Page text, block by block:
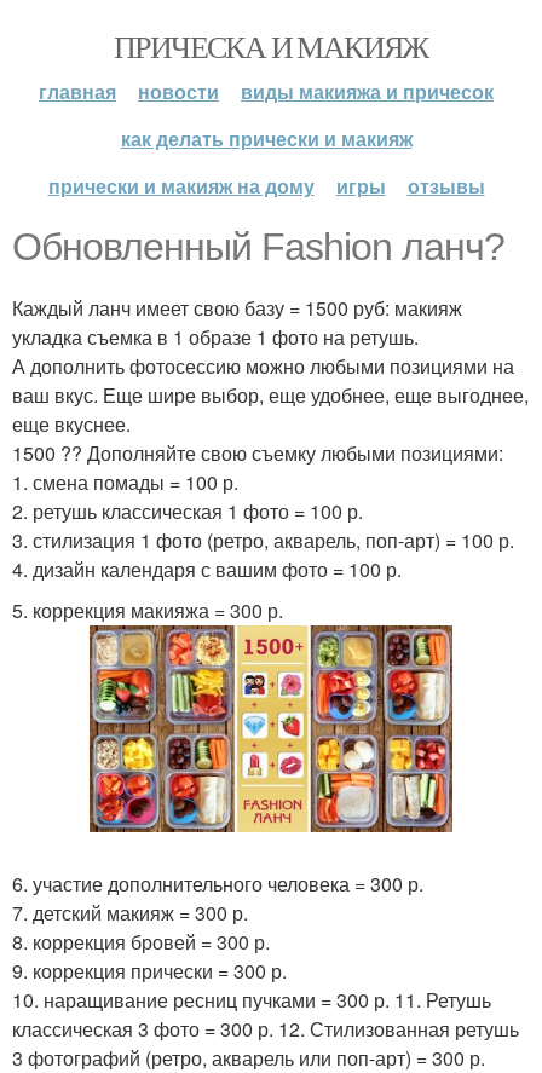
ПРИЧЕСКА И МАКИЯЖ
главная новости
виды макияжа и причесок
как делать прически и макияж
прически и макияж на дому
игры отзывы
Обновленный Fashion ланч?
Каждый ланч имеет свою базу = 1500 руб: макияж
укладка съемка в 1 образе 1 фото на ретушь.
А дополнить фотосессию можно любыми позициями на
ваш вкус. Еще шире выбор, еще удобнее, еще выгоднее,
еще вкуснее.
1500 ?? Дополняйте свою съемку любыми позициями:
1. смена помады = 100 р.
2. ретушь классическая 1 фото = 100 р.
3. стилизация 1 фото (ретро, акварель, поп-арт) = 100 р.
4. дизайн календаря с вашим фото = 100 р.
5. коррекция макияжа = 300 р.
6. участие дополнительного человека = 300 р.
7. детский макияж = 300 р.
8. коррекция бровей = 300 р.
9. коррекция прически = 300 р.
10. наращивание ресниц пучками = 300 р. 11. Ретушь
классическая 3 фото = 300 р. 12. Стилизованная ретушь
3 фотографий (ретро, акварель или поп-арт) = 300 р.